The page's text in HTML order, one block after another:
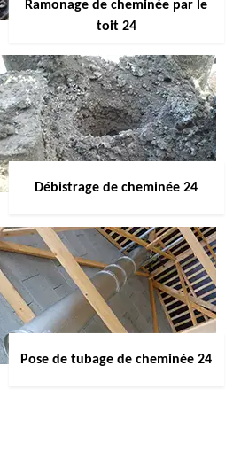
Ramonage de cheminée par le
toit 24
Débistrage de cheminée 24
Pose de tubage de cheminée 24